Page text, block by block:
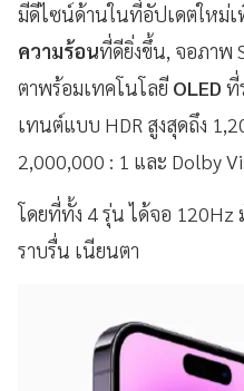
มีดีไซน์ด้านในที่อัปเดตใหม่
ความร้อนที่ดียิ่งขึ้น, จอภาพ
ตาพร้อมเทคโนโลยี OLED ที่
เทนต์แบบ HDR สูงสุดถึง
2,000,000 : 1 และ Dolby
โดยที่ทั้ง 4 รุ่น ได้จอ 120Hz
ราบรื่น เนียนตา